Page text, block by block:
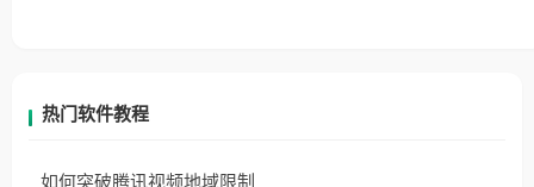
热门软件教程
如何突破腾讯视频地域限制